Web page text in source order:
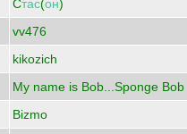
Cтас(он)
vv476
kikozich
My name is Bob...Sponge Bob
Bizmo